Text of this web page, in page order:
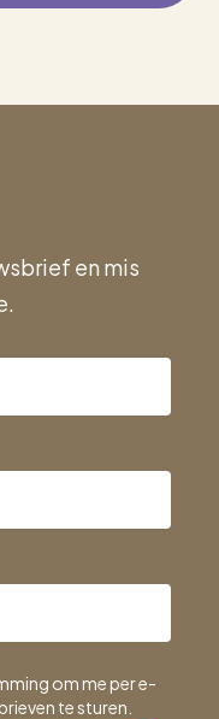
en mis
om me per e-
te sturen.